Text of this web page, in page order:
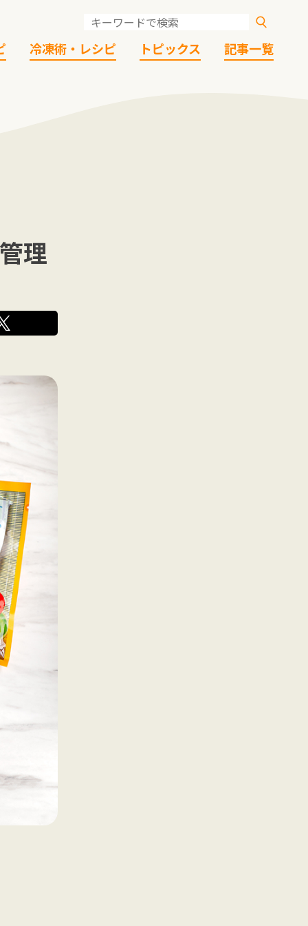
冷凍術・レシピ トピックス 記事一覧
理